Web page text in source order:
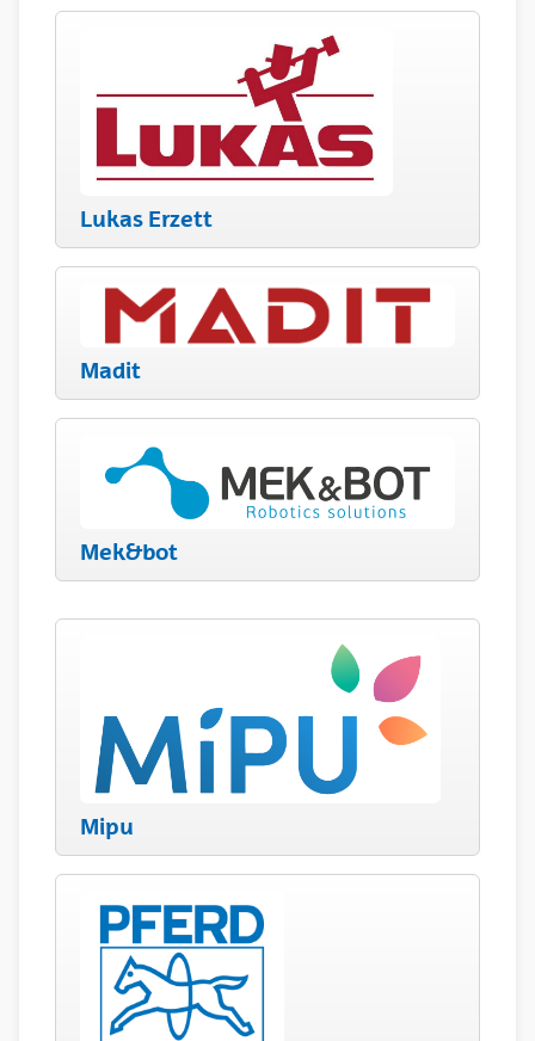
Lukas Erzett
Madit
Mek&bot
Mipu